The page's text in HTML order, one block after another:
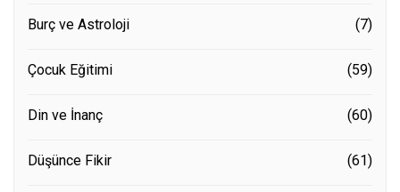
Burç ve Astroloji (7)
Çocuk Eğitimi (59)
Din ve İnanç (60)
Düşünce Fikir (61)